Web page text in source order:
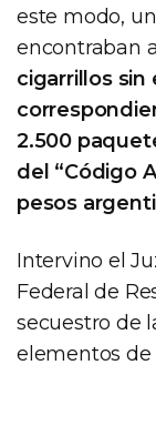
este modo,
encontraban
cigarrillos sin
2.500
del “Código
pesos
Intervino el
Federal de
secuestro de
elementos de